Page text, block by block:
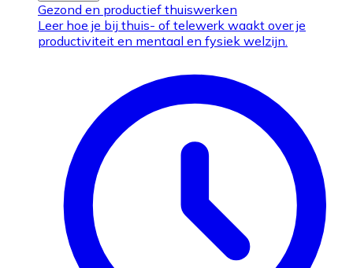
Gezond en productief thuiswerken
Leer hoe je bij thuis- of telewerk waakt over je
productiviteit en mentaal en fysiek welzijn.